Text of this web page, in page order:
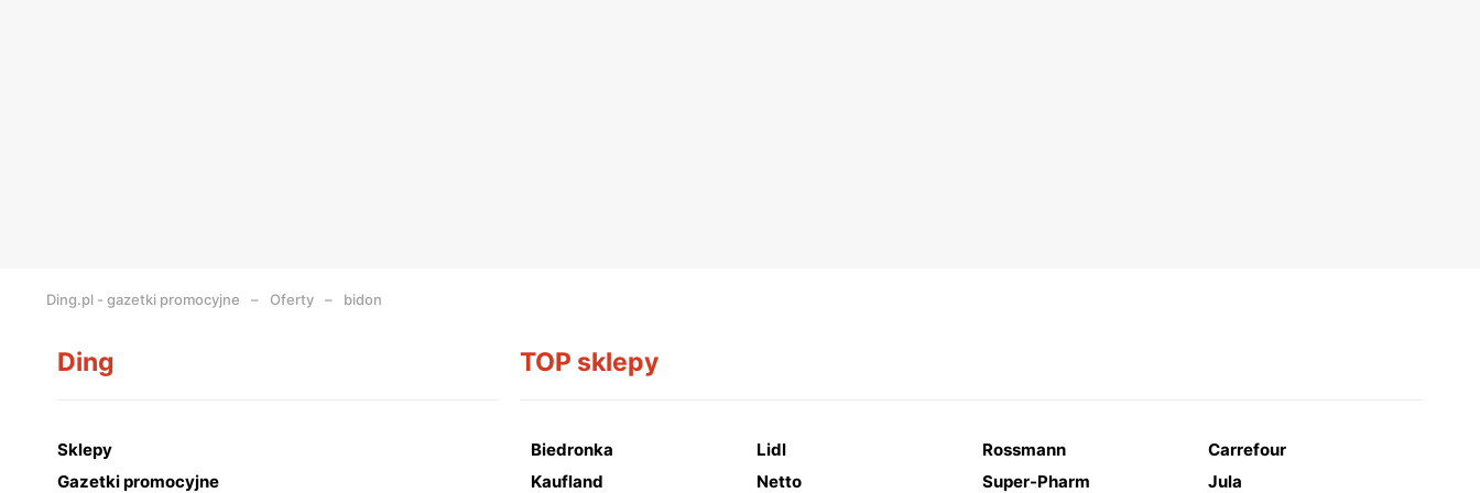
Ding.pl - gazetki promocyjne Oferty bidon
Ding
Sklepy
Gazetki promocyjne
TOP sklepy
Biedronka Lidl Rossmann
Carrefour
Kaufland
Netto Super-Pharm Jula